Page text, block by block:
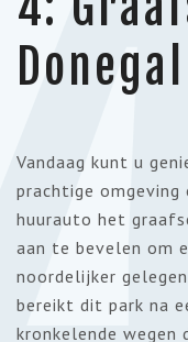
Donegal
Vandaag kunt u
prachtige
huurauto het
aan te bevelen om
noordelijker gelegen
bereikt dit park na
kronkelende wegen